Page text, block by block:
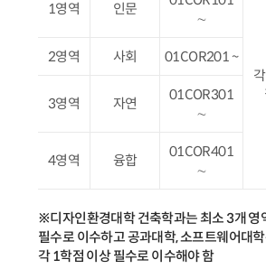
1영역 인문
∼
2영역 사회 01COR201 ~
3영역 자연
01COR301
∼
4영역 융합
01COR401
∼
※디자인환경대학 건축학과는 최소 3개 영
필수로 이수하고 공과대학, 소프트웨어대
각 1학점 이상 필수로 이수해야 함